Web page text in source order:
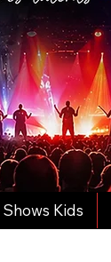
Shows Kids